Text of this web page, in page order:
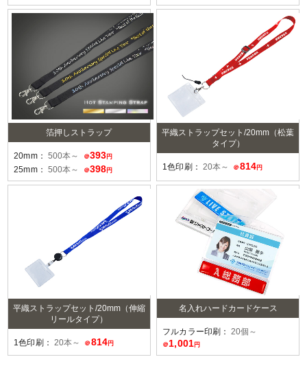
箔押しストラップ
20mm： 500本～ ＠393円
25mm： 500本～ ＠398円
平織ストラップセット/20mm（松葉
タイプ）
1色印刷： 20本～ ＠ 814円
平織ストラップセット/20mm（伸縮
リールタイプ）
1色印刷： 20本～ ＠ 814円
名入れハードカードケース
フルカラー印刷：20個～
＠1,001円